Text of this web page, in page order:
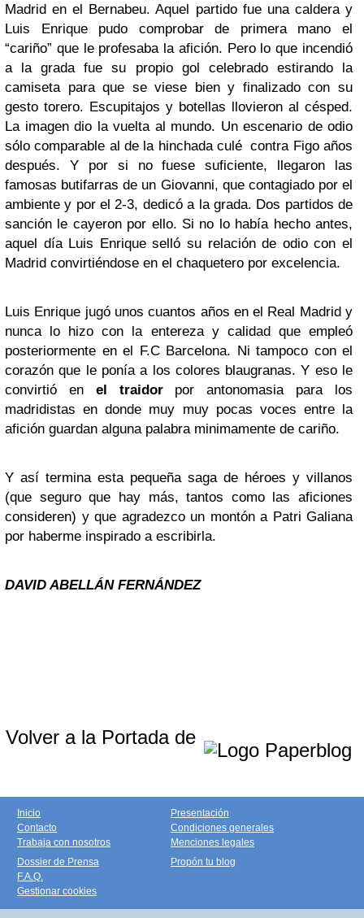
Madrid en el Bernabeu. Aquel partido fue una caldera y
Luis Enrique pudo comprobar de primera mano el
“cariño” que le profesaba la afición. Pero lo que incendió
a la grada fue su propio gol celebrado estirando la
camiseta para que se viese bien y finalizado con su
gesto torero. Escupitajos y botellas llovieron al césped.
La imagen dio la vuelta al mundo. Un escenario de odio
sólo comparable al de la hinchada culé contra Figo años
después. Y por si no fuese suficiente, llegaron las
famosas butifarras de un Giovanni, que contagiado por el
ambiente y por el 2-3, dedicó a la grada. Dos partidos de
sanción le cayeron por ello. Si no lo había hecho antes,
aquel día Luis Enrique selló su relación de odio con el
Madrid convirtiéndose en el chaquetero por excelencia.
Luis Enrique jugó unos cuantos años en el Real Madrid y
nunca lo hizo con la entereza y calidad que empleó
posteriormente en el F.C Barcelona. Ni tampoco con el
corazón que le ponía a los colores blaugranas. Y eso le
convirtió en el traidorpor antonomasia para los
madridistas en donde muy muy pocas voces entre la
afición guardan alguna palabra minimamente de cariño.
Y así termina esta pequeña saga de héroes y villanos
(que seguro que hay más, tantos como las aficiones
consideren) y que agradezco un montón a Patri Galiana
por haberme inspirado a escribirla.
DAVID ABELLÁN FERNÁNDEZ
Volver a la Portada de
Inicio
Contacto
Trabaja con nosotros
Presentación
Condiciones generales
Menciones legales
Dossier de Prensa
F.A.Q.
Gestionar cookies
Propón tu blog